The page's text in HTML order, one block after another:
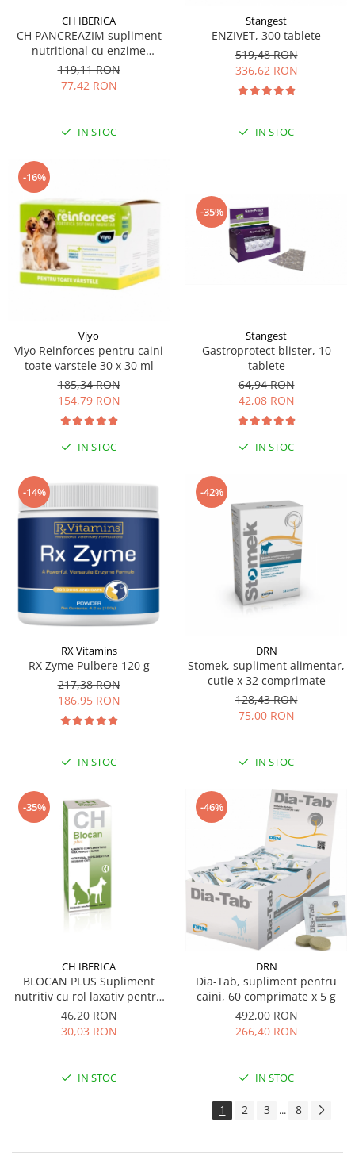
CH IBERICA
CH PANCREAZIM supliment
nutritional cu enzime
vegetale, pentru caini si pisici
60 tbl
119,11 RON
77,42 RON
IN STOC
Stangest
ENZIVET, 300 tablete
519,48 RON
336,62 RON
IN STOC
-16%
Viyo
Viyo Reinforces pentru caini
toate varstele 30 x 30 ml
185,34 RON
154,79 RON
IN STOC
-35%
Stangest
Gastroprotect blister, 10
tablete
64,94 RON
42,08 RON
IN STOC
-14%
RX Vitamins
RX Zyme Pulbere 120 g
217,38 RON
186,95 RON
IN STOC
-42%
DRN
Stomek, supliment alimentar,
cutie x 32 comprimate
128,43 RON
75,00 RON
IN STOC
-35%
CH IBERICA
BLOCAN PLUS Supliment
nutritiv cu rol laxativ pentru
caini si pisici 100 ml
46,20 RON
30,03 RON
IN STOC
-46%
DRN
Dia-Tab, supliment pentru
caini, 60 comprimate x 5 g
492,00 RON
266,40 RON
IN STOC
1 2 3 ... 8